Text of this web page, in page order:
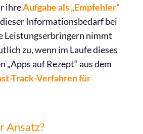
ihreAufgabe als „Empfehler“
dieser Informationsbedarf bei
Leistungserbringern nimmt
zu, wenn im Laufe dieses
„Apps auf Rezept“ aus dem
Track-Verfahren für
Ansatz?